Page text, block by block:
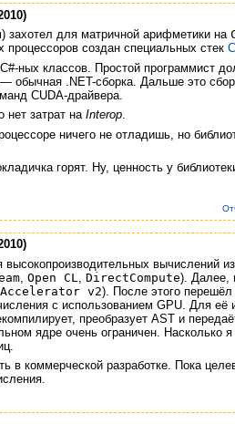
захотел для матричной арифметики на
создан специальных стек
ных классов. Простой программист
.NET-сборка. Дальше это
CUDA-драйвера.
нет затрат на Interop.
ничего не отладишь, но
горят. Ну, ценность у
вычислений
Open CL DirectCompute). Далее,
Accelerator v2). После этого перешёл
с использованием GPU. Для её
преобразует AST и
ядре очень ограничен. Насколько
в коммерческой разработке. Пока